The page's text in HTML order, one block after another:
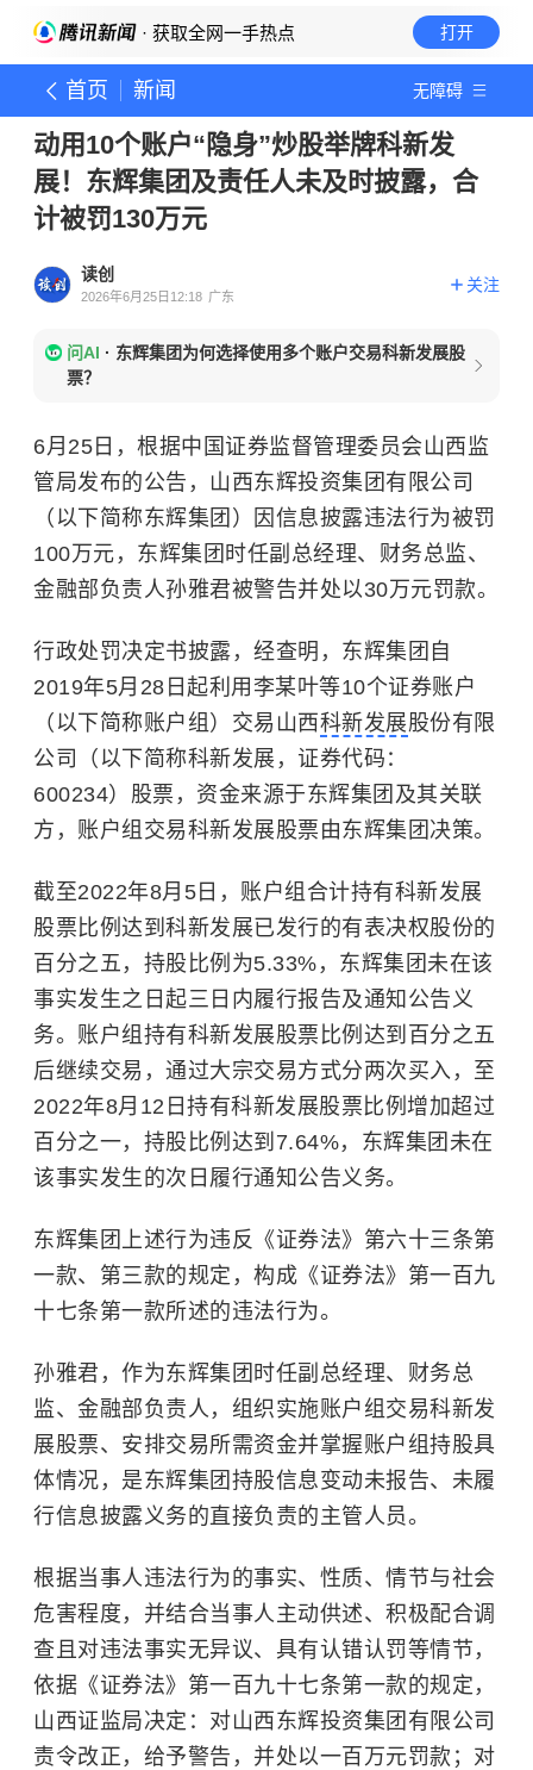
· 获取全网一手热点 打开
首页 新闻 无障碍
动用10个账户“隐身”炒股举牌科新发
展！东辉集团及责任人未及时披露，合
计被罚130万元
读创
2026年6月25日12:18 广东
关注
问AI · 东辉集团为何选择使用多个账户交易科新发展股
票？
6月25日，根据中国证券监督管理委员会山西监
管局发布的公告，山西东辉投资集团有限公司
（以下简称东辉集团）因信息披露违法行为被罚
100万元，东辉集团时任副总经理、财务总监、
金融部负责人孙雅君被警告并处以30万元罚款。
行政处罚决定书披露，经查明，东辉集团自
2019年5月28日起利用李某叶等10个证券账户
（以下简称账户组）交易山西科新发展股份有限
公司（以下简称科新发展，证券代码：
600234）股票，资金来源于东辉集团及其关联
方，账户组交易科新发展股票由东辉集团决策。
截至2022年8月5日，账户组合计持有科新发展
股票比例达到科新发展已发行的有表决权股份的
百分之五，持股比例为5.33%，东辉集团未在该
事实发生之日起三日内履行报告及通知公告义
务。账户组持有科新发展股票比例达到百分之五
后继续交易，通过大宗交易方式分两次买入，至
2022年8月12日持有科新发展股票比例增加超过
百分之一，持股比例达到7.64%，东辉集团未在
该事实发生的次日履行通知公告义务。
东辉集团上述行为违反《证券法》第六十三条第
一款、第三款的规定，构成《证券法》第一百九
十七条第一款所述的违法行为。
孙雅君，作为东辉集团时任副总经理、财务总
监、金融部负责人，组织实施账户组交易科新发
展股票、安排交易所需资金并掌握账户组持股具
体情况，是东辉集团持股信息变动未报告、未履
行信息披露义务的直接负责的主管人员。
根据当事人违法行为的事实、性质、情节与社会
危害程度，并结合当事人主动供述、积极配合调
查且对违法事实无异议、具有认错认罚等情节，
依据《证券法》第一百九十七条第一款的规定，
山西证监局决定：对山西东辉投资集团有限公司
责令改正，给予警告，并处以一百万元罚款；对